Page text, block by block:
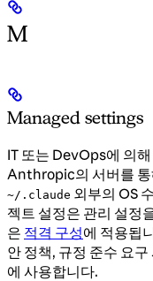
M
Managed settings
IT 또는 DevOps에 의
Anthropic의 서버를 통
~/.claude 외부의 OS
젝트 설정은 관리 설정
은 적격 구성에 적용됩
안 정책, 규정 준수 요
에 사용합니다.